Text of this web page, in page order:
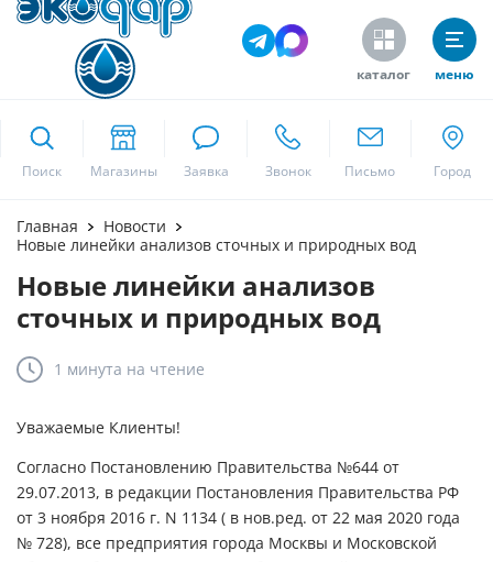
каталог меню
Поиск
Главная
Новости
Новые линейки анализов сточных и природных вод
Новые линейки анализов
сточных и природных вод
1 минута на чтение
Уважаемые Клиенты!
Согласно Постановлению Правительства №644 от
29.07.2013, в редакции Постановления Правительства РФ
от 3 ноября 2016 г. N 1134 ( в нов.ред. от 22 мая 2020 года
№ 728), все предприятия города Москвы и Московской